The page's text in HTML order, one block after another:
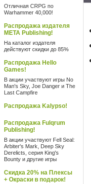
Отличная CRPG по
Warhammer 40,000!
Распродажа издателя
META Publishing!
На каталог издателя
действуют скидки до 85%
Распродажа Hello
Games!
В акции участвуют игры No
Man's Sky, Joe Danger и The
Last Campfire
Распродажа Kalypso!
Распродажа Fulqrum
Publishing!
В акции участвуют Fell Seal:
Arbiter's Mark, Deep Sky
Derelicts, серия King's
Bounty и другие игры
Скидка 20% на Плексы
+ Окраски в подарок!